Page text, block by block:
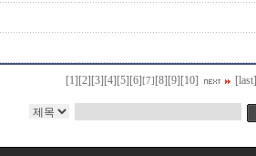
[1] [2] [3] [4] [5] [6][7] [8] [9] [10] [last]